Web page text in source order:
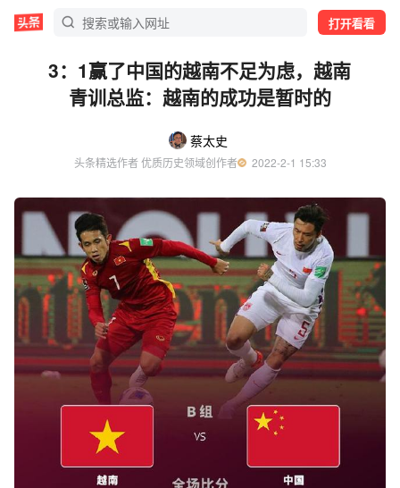
打开看看
3：1赢了中国的越南不足为虑，越南
青训总监：越南的成功是暂时的
蔡太史
头条精选作者 优质历史领域创作者
  2022-2-1 15:33